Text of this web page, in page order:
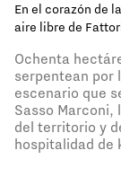
En el corazón de
aire libre de
Ochenta
serpentean por
escenario que
Sasso
del territorio y
hospitalidad de